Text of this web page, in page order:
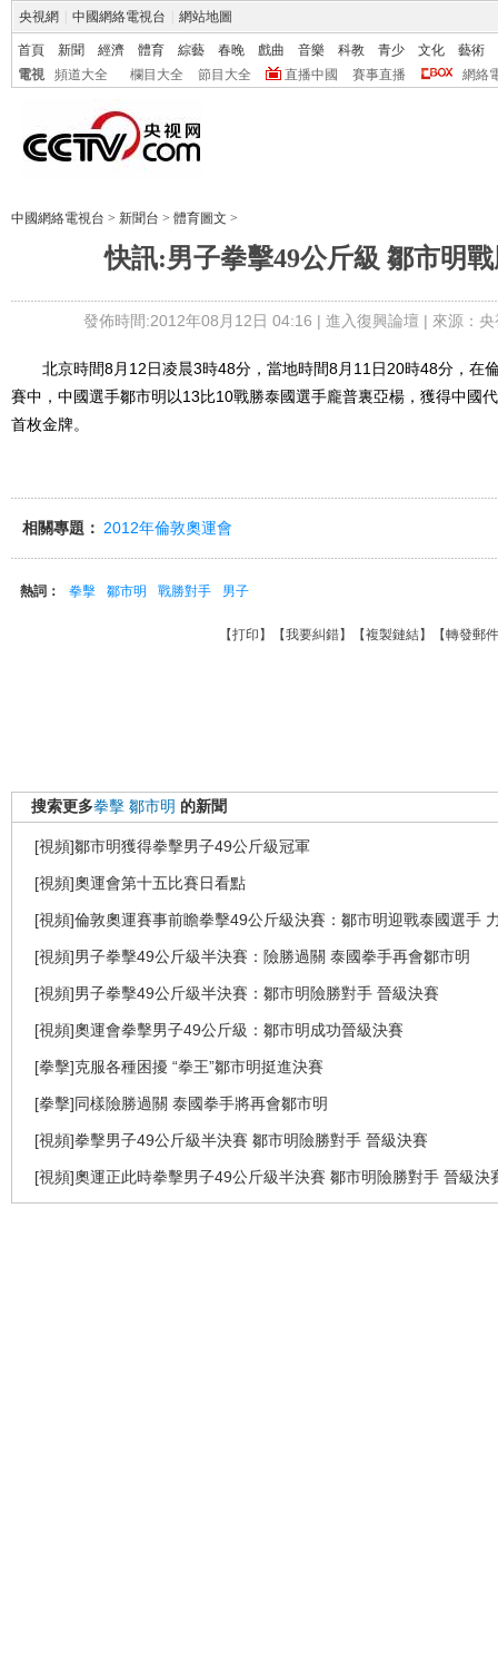
央視網 中國網絡電視台 網站地圖
首頁 新聞 經濟 體育 綜藝 春晚 戲曲 音樂 科教 青少 文化
藝術
電視
頻道大全 欄目大全 節目大全 直播中國 賽事直播 網絡
中國網絡電視台 > 新聞台 > 體育圖文 >
快訊:男子拳擊49公斤級 鄒市明
發佈時間:2012年08月12日 04:16 | 進入復興論壇 | 來源：
北京時間8月12日凌晨3時48分，當地時間8月11日20時48分，在
賽中，中國選手鄒市明以13比10戰勝泰國選手龐普裏亞楊，獲得中國
首枚金牌。
相關專題： 2012年倫敦奧運會
熱詞： 拳擊 鄒市明 戰勝對手 男子
【打印 】【我要糾錯】【複製鏈結】【轉發郵件
搜索更多拳擊 鄒市明 的新聞
[視頻]鄒市明獲得拳擊男子49公斤級冠軍
[視頻]奧運會第十五比賽日看點
[視頻]倫敦奧運賽事前瞻拳擊49公斤級決賽：鄒市明迎戰泰國選手
[視頻]男子拳擊49公斤級半決賽：險勝過關 泰國拳手再會鄒市明
[視頻]男子拳擊49公斤級半決賽：鄒市明險勝對手 晉級決賽
[視頻]奧運會拳擊男子49公斤級：鄒市明成功晉級決賽
[拳擊]克服各種困擾 “拳王”鄒市明挺進決賽
[拳擊]同樣險勝過關 泰國拳手將再會鄒市明
[視頻]拳擊男子49公斤級半決賽 鄒市明險勝對手 晉級決賽
[視頻]奧運正此時拳擊男子49公斤級半決賽 鄒市明險勝對手 晉級決